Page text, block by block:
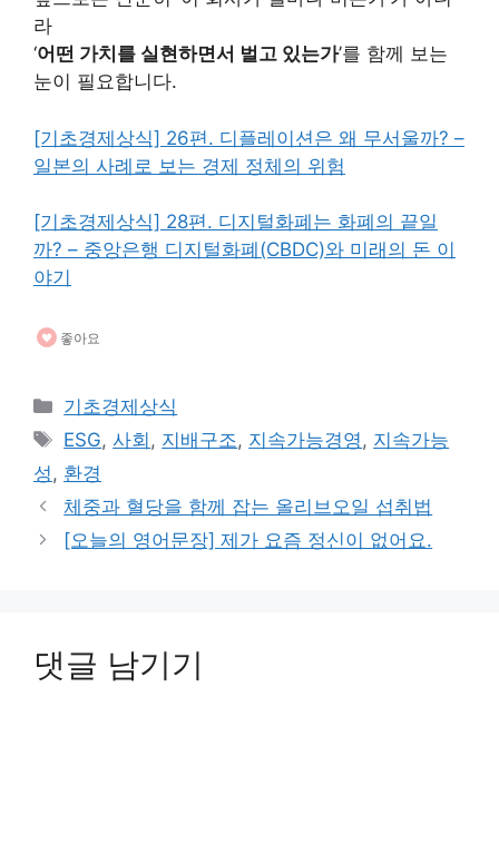
라
‘어떤 가치를 실현하면서 벌고 있는가’를 함께 보는
눈이 필요합니다.
[기초경제상식] 26편. 디플레이션은 왜 무서울까? –
일본의 사례로 보는 경제 정체의 위험
[기초경제상식] 28편. 디지털화폐는 화폐의 끝일
까? – 중앙은행 디지털화폐(CBDC)와 미래의 돈 이
야기
좋아요
카
테
리
기초경제상식
태
그
ESG,사회 , 지배구조, 지속가능경영 , 지속가능
성 , 환경
체중과 혈당을 함께 잡는 올리브오일 섭취법
[오늘의 영어문장] 제가 요즘 정신이 없어요.
댓글 남기기